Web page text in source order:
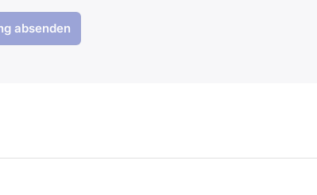
absenden